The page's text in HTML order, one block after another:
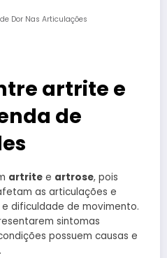
Dor Nas Articulações
artrite e
de
artrite e artrose, pois
as articulações e
dificuldade de movimento.
sintomas
possuem causas e